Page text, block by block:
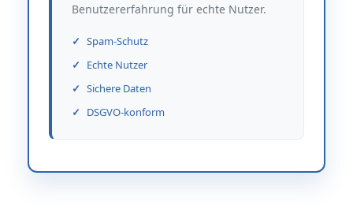
Benutzererfahrung für echte Nutzer.
Spam-Schutz
Echte Nutzer
Sichere Daten
DSGVO-konform